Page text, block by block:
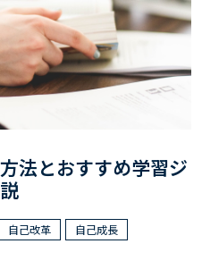
法とおすすめ学習ジ
自己改革 自己成長